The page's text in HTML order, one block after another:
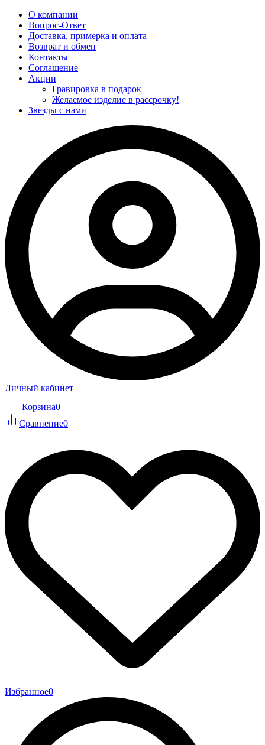
О компании
Вопрос-Ответ
Доставка, примерка и оплата
Возврат и обмен
Контакты
Соглашение
Акции
Гравировка в подарок
Желаемое изделие в рассрочку!
Звезды с нами
Личный кабинет
Корзина0
Сравнение0
Избранное0